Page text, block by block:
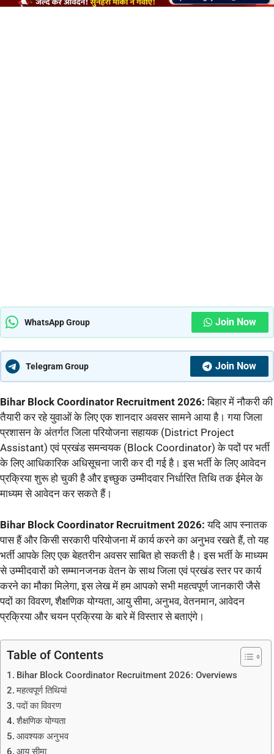
WhatsApp Group Join Now
Telegram Group Join Now
Bihar Block Coordinator Recruitment 2026: बिहार में नौकरी की
तैयारी कर रहे युवाओं के लिए एक शानदार अवसर सामने आया है। गया जिला
प्रशासन के अंतर्गत जिला परियोजना सहायक (District Project
Assistant) एवं प्रखंड समन्वयक (Block Coordinator) के पदों पर भर्ती
के लिए आधिकारिक अधिसूचना जारी कर दी गई है। इस भर्ती के लिए आवेदन
प्रक्रिया शुरू हो चुकी है और इच्छुक उम्मीदवार निर्धारित तिथि तक ईमेल के
माध्यम से आवेदन कर सकते हैं।
Bihar Block Coordinator Recruitment 2026: यदि आप स्नातक
पास हैं और किसी सरकारी परियोजना में कार्य करने का अनुभव रखते हैं, तो यह
भर्ती आपके लिए एक बेहतरीन अवसर साबित हो सकती है। इस भर्ती के माध्यम
से उम्मीदवारों को सम्मानजनक वेतन के साथ जिला एवं प्रखंड स्तर पर कार्य
करने का मौका मिलेगा, इस लेख में हम आपको सभी महत्वपूर्ण जानकारी जैसे
पदों का विवरण, शैक्षणिक योग्यता, आयु सीमा, अनुभव, वेतनमान, आवेदन
प्रक्रिया और चयन प्रक्रिया के बारे में विस्तार से बताएंगे।
Table of Contents
Bihar Block Coordinator Recruitment 2026: Overviews
महत्वपूर्ण तिथियां
पदों का विवरण
शैक्षणिक योग्यता
आवश्यक अनुभव